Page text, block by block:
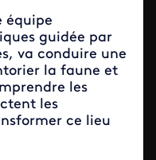
équipe
guidée par
va conduire une
la faune et
les
les
ce lieu